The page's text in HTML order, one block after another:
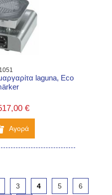
laguna, Eco
€
3 4 5
6